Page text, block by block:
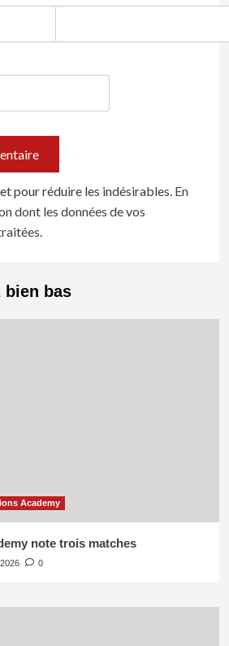
pour réduire les indésirables. En
dont les données de vos
.
bien bas
Academy
note trois matches
0